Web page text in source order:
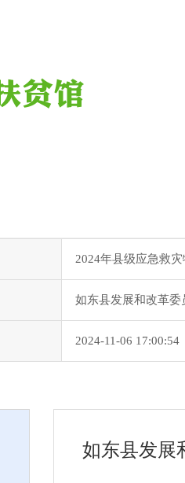
2024年县级应急救
如东县发展和改革委
2024-11-06 17:00:54
如东县发展